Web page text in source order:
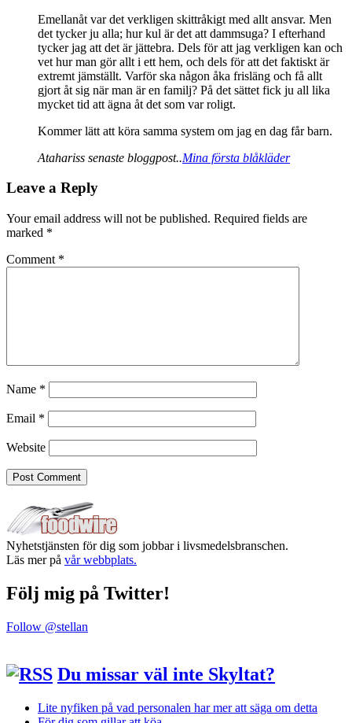
Emellanåt var det verkligen skittråkigt med allt ansvar. Men
det tycker ju alla; hur kul är det att dammsuga? I efterhand
tycker jag att det är jättebra. Dels för att jag verkligen kan och
vet hur man gör allt i ett hem, och dels för att det faktiskt är
extremt jämställt. Varför ska någon åka frisläng och få allt
gjort åt sig när man är en familj? På det sättet fick ju all lika
mycket tid att ägna åt det som var roligt.
Kommer lätt att köra samma system om jag en dag får barn.
Atahariss senaste bloggpost..Mina första blåkläder
Leave a Reply
Your email address will not be published. Required fields are
marked *
Comment *
Name *
Email *
Website
Nyhetstjänsten för dig som jobbar i livsmedelsbranschen.
Läs mer på vår webbplats.
Följ mig på Twitter!
Follow @stellan
Du missar väl inte Skyltat?
Lite nyfiken på vad personalen har mer att säga om detta